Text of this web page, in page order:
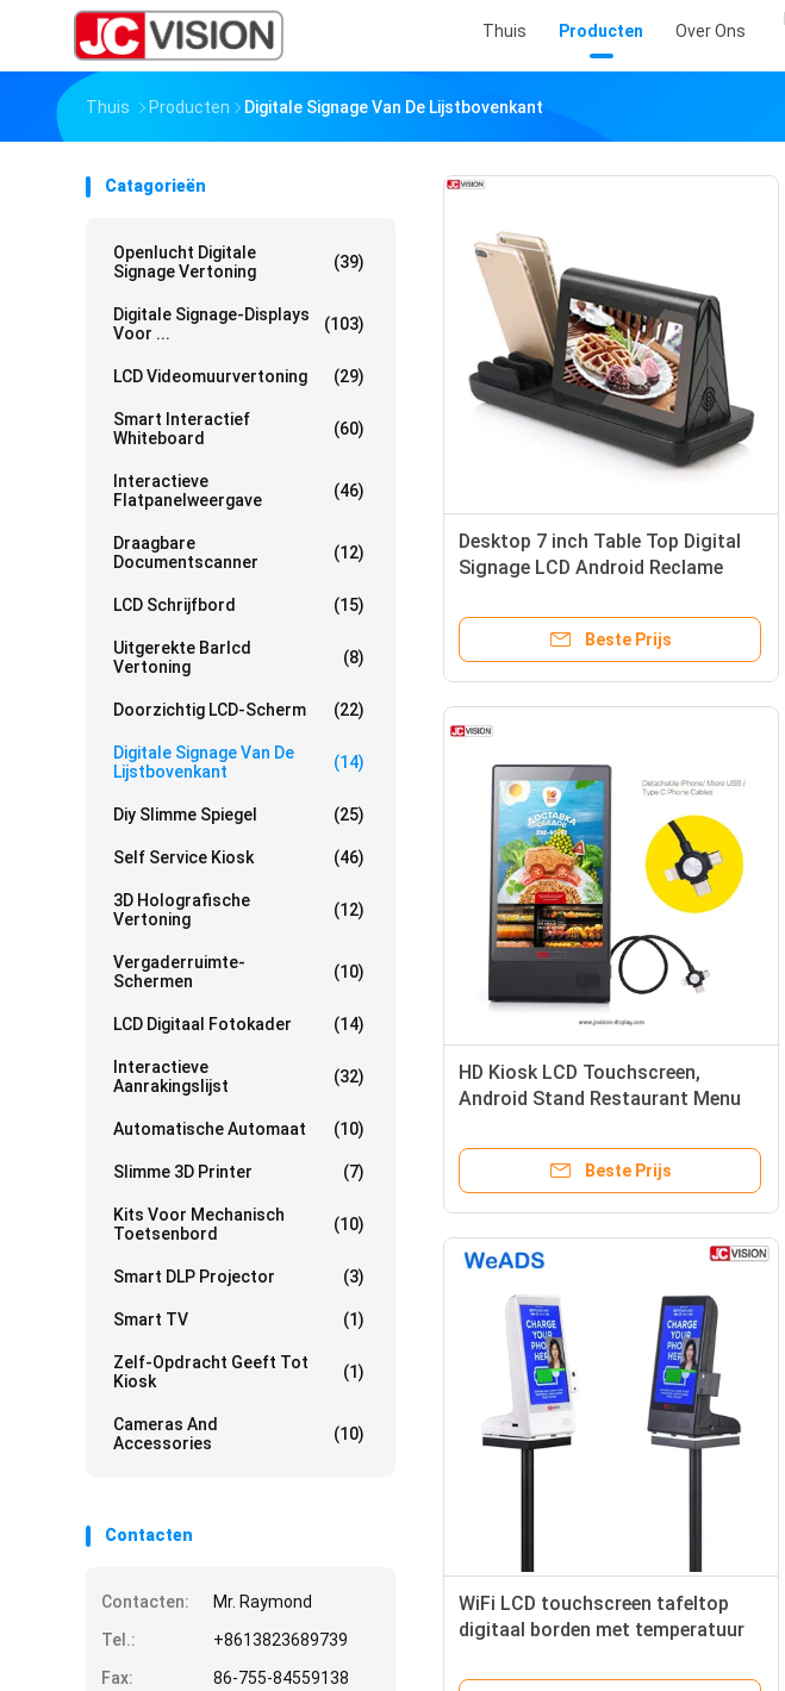
Thuis Producten Over Ons
Thuis Producten Digitale Signage Van De Lijstbovenkant
Catagorieën
Openlucht Digitale
Signage Vertoning
(39)
Digitale Signage-Displays
Voor ...
(103)
LCD Videomuurvertoning (29)
Smart Interactief
Whiteboard
(60)
Interactieve
Flatpanelweergave
(46)
Draagbare
Documentscanner
(12)
LCD Schrijfbord (15)
Uitgerekte Barlcd
Vertoning
(8)
Doorzichtig LCD-Scherm (22)
Digitale Signage Van De
Lijstbovenkant
(14)
Diy Slimme Spiegel (25)
Self Service Kiosk (46)
3D Holografische
Vertoning
(12)
Vergaderruimte-
Schermen
(10)
LCD Digitaal Fotokader (14)
Interactieve
Aanrakingslijst
(32)
Automatische Automaat (10)
Slimme 3D Printer (7)
Kits Voor Mechanisch
Toetsenbord
(10)
Smart DLP Projector (3)
Smart TV (1)
Zelf-Opdracht Geeft Tot
Kiosk
(1)
Cameras And
Accessories
(10)
Contacten
Contacten:
Mr. Raymond
Tel.:
+8613823689739
Fax:
86-755-84559138
Desktop 7 inch Table Top Digital
Signage LCD Android Reclame
Beste Prijs
HD Kiosk LCD Touchscreen,
Android Stand Restaurant Menu
Beste Prijs
WiFi LCD touchscreen tafeltop
digitaal borden met temperatuur